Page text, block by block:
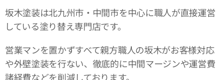
坂木塗装は北九州市・中間市を中心に職人が直接運営
している塗り替え専門店です。
営業マンを置かずすべて親方職人の坂木がお客様対応
や外壁塗装を行ない、徹底的に中間マージンや運営費
諸経費などを削減しております。